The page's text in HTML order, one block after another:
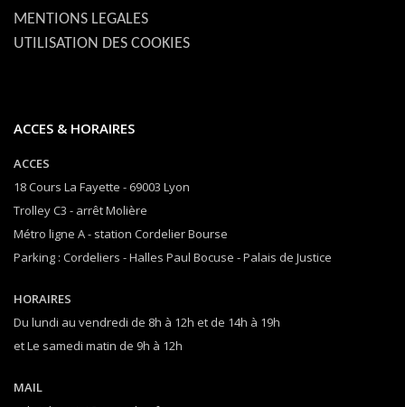
MENTIONS LEGALES
UTILISATION DES COOKIES
ACCES & HORAIRES
ACCES
18 Cours La Fayette - 69003 Lyon
Trolley C3 - arrêt Molière
Métro ligne A - station Cordelier Bourse
Parking : Cordeliers - Halles Paul Bocuse - Palais de Justice
HORAIRES
Du lundi au vendredi de 8h à 12h et de 14h à 19h
et Le samedi matin de 9h à 12h
MAIL